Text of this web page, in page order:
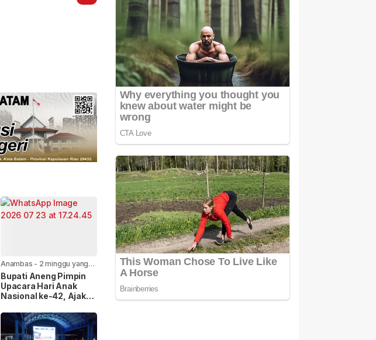
Anambas - 2 minggu yang
lalu
Bupati Aneng Pimpin
Upacara Hari Anak
Nasional ke-42, Ajak
Ramah Anak